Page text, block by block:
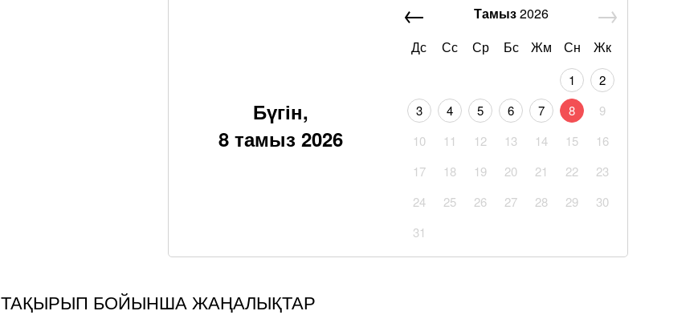
Бүгін,
8 тамыз 2026
Тамыз2026
Дс
Сс Ср Бс Жм Сн Жк
1
2
3
4 5 6 7 8
9
10
11 12 13 14 15
16
17
18 19 20 21 22
23
24
25 26 27 28 29
30
31
ТАҚЫРЫП БОЙЫНША ЖАҢАЛЫҚТАР